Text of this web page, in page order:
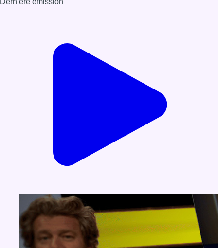
Dernière émission